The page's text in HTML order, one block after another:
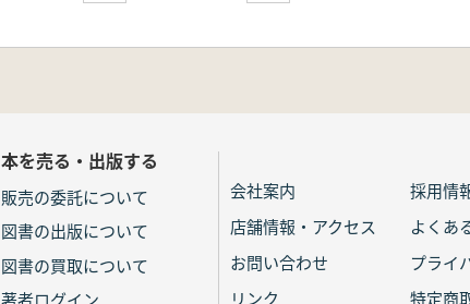
本を売る・出版する
販売の委託について
図書の出版について
図書の買取について
会社案内
採用情
店舗情報・アクセス
よくあ
お問い合わせ
プライ
リンク
特定商